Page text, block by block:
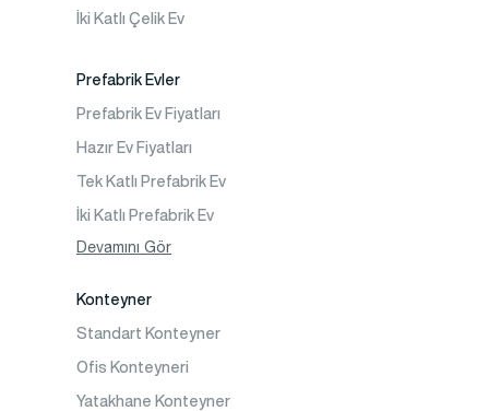
Prefabrik Acil Afet Binaları
Prefabrik WC Duş Binaları
Şantiye Mobilizasyon
Şantiye Kamp Binaları
İki Katlı Çelik Ev
Prefabrik Evler
Prefabrik Ev Fiyatları
Hazır Ev Fiyatları
Tek Katlı Prefabrik Ev
İki Katlı Prefabrik Ev
Tek Katlı Prefabrik Villa
Devamını Gör
Konteyner
Standart Konteyner
Ofis Konteyneri
Yatakhane Konteyner